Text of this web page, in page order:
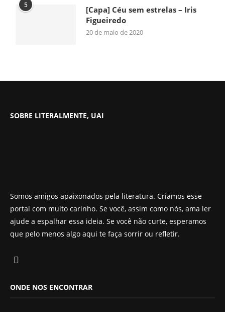
5
[Capa] Céu sem estrelas – Iris
Figueiredo
20 de maio de 2020
SOBRE LITERALMENTE, UAI
Somos amigos apaixonados pela literatura. Criamos esse
portal com muito carinho. Se você, assim como nós, ama ler
ajude a espalhar essa ideia. Se você não curte, esperamos
que pelo menos algo aqui te faça sorrir ou refletir.
ONDE NOS ENCONTRAR